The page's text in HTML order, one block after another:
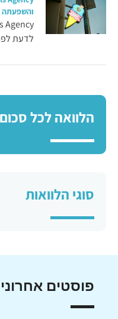
והשפעתה
לדעת
הלוואה לכל סכום
סוגי הלוואות
פוסטים